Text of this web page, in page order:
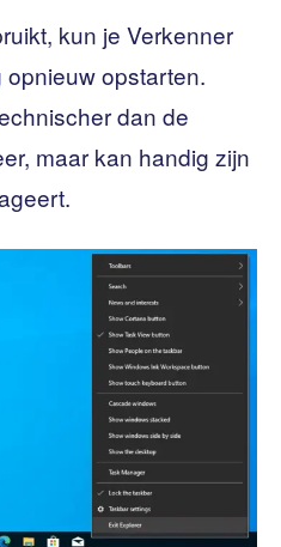
kun je Verkenner
opstarten.
dan de
maar kan handig zijn